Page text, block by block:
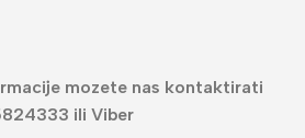
mozete nas kontaktirati
ili Viber